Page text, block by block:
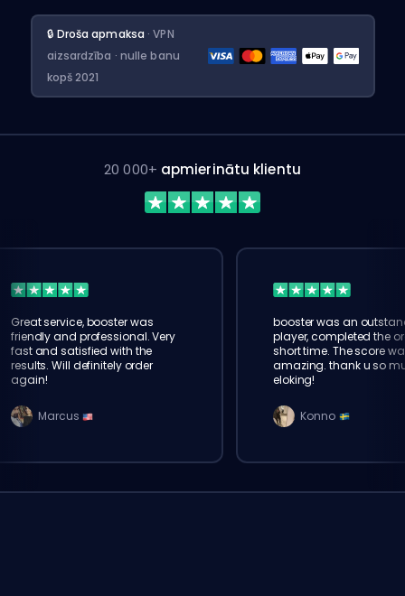
🔒 Droša apmaksa · VPN
aizsardzība · nulle banu
kopš 2021
20 000+ apmierinātu klientu
Great service, booster was
friendly and professional. Very
fast and satisfied with the
results. Will definitely order
again!
Marcus
booster was an
player, completed the
short time. The score
amazing. thank u so
eloking!
Konno